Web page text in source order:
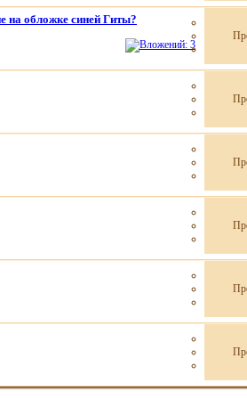
на обложке синей Гиты?